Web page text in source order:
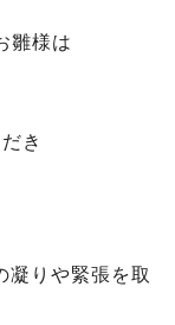
雛様は
き
凝りや緊張を取